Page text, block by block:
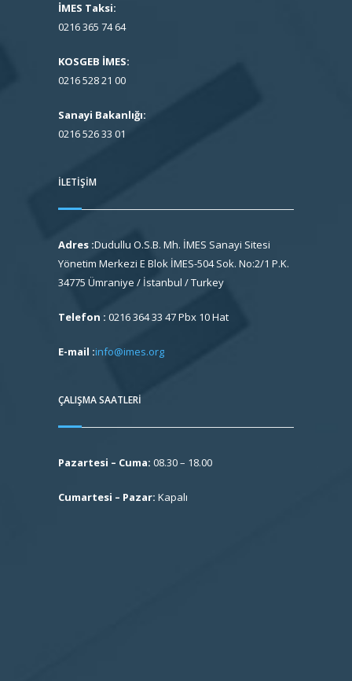
İMES Taksi:
0216 365 74 64
KOSGEB İMES:
0216 528 21 00
Sanayi Bakanlığı:
0216 526 33 01
İLETIŞIM
Adres :Dudullu O.S.B. Mh. İMES Sanayi Sitesi
Yönetim Merkezi E Blok İMES-504 Sok. No:2/1 P.K.
34775 Ümraniye / İstanbul / Turkey
Telefon : 0216 364 33 47 Pbx 10 Hat
E-mail :info@imes.org
ÇALIŞMA SAATLERI
Pazartesi – Cuma: 08.30 – 18.00
Cumartesi – Pazar: Kapalı